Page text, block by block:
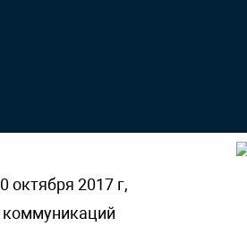
октября 2017 г,
коммуникаций